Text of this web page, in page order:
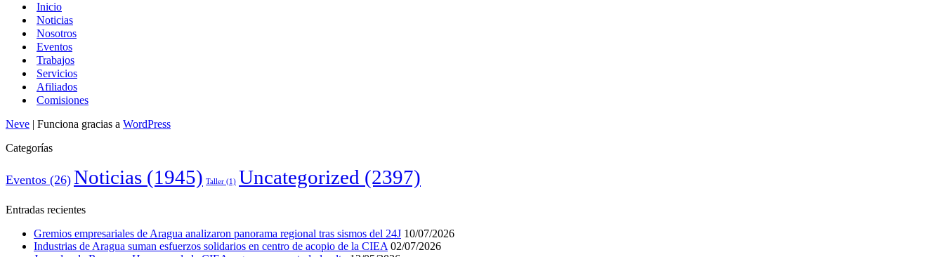
Inicio
Noticias
Nosotros
Eventos
Trabajos
Servicios
Afiliados
Comisiones
Neve | Funciona gracias a WordPress
Categorías
Eventos (26) Noticias (1945) Taller (1) Uncategorized (2397)
Entradas recientes
Gremios empresariales de Aragua analizaron panorama regional tras sismos del 24J 10/07/2026
Industrias de Aragua suman esfuerzos solidarios en centro de acopio de la CIEA 02/07/2026